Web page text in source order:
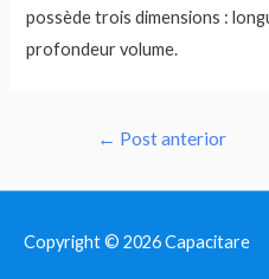
possède trois dimensions :
profondeur volume.
Navegação
Post
← Post anterior
Copyright © 2026Capacitare